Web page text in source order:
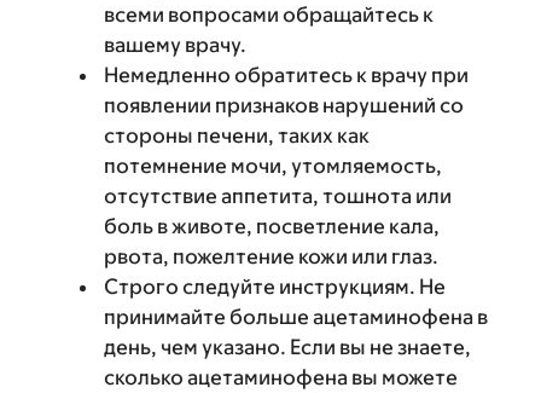
всеми вопросами обращайтесь к
вашему врачу.
Немедленно обратитесь к врачу при
появлении признаков нарушений со
стороны печени, таких как
потемнение мочи, утомляемость,
отсутствие аппетита, тошнота или
боль в животе, посветление кала,
рвота, пожелтение кожи или глаз.
Строго следуйте инструкциям. Не
принимайте больше ацетаминофена в
день, чем указано. Если вы не знаете,
сколько ацетаминофена вы можете